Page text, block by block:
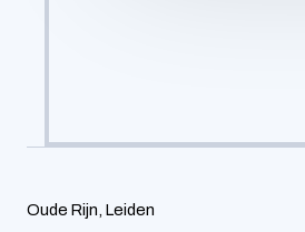
Oude Rijn, Leiden